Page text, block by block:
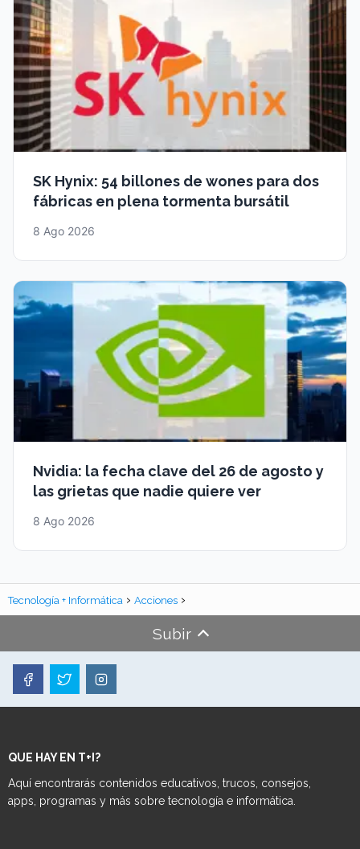
SK Hynix: 54 billones de wones para dos
fábricas en plena tormenta bursátil
8 Ago 2026
Nvidia: la fecha clave del 26 de agosto y
las grietas que nadie quiere ver
8 Ago 2026
Tecnología + Informática Acciones
Subir
QUE HAY EN T+I?
Aquí encontrarás contenidos educativos, trucos, consejos,
apps, programas y más sobre tecnología e informática.